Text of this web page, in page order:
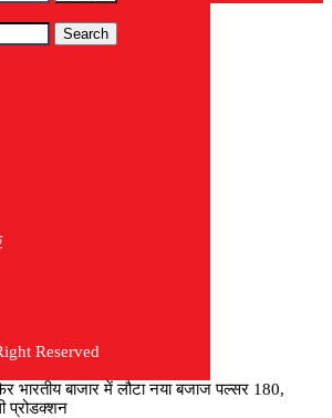
Search
Reserved
भारतीय बाजार में लौटा नया बजाज पल्सर 180,
प्रोडक्शन